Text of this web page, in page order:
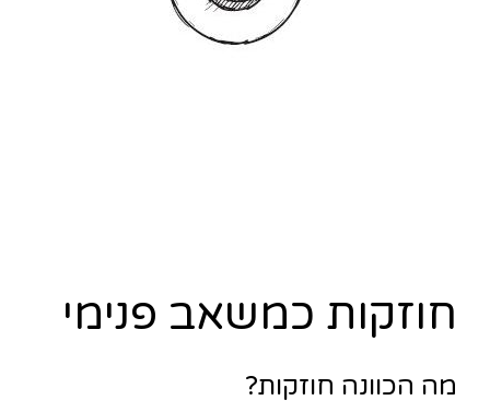
חוזקות כמשאב פנימי
מה הכוונה חוזקות?